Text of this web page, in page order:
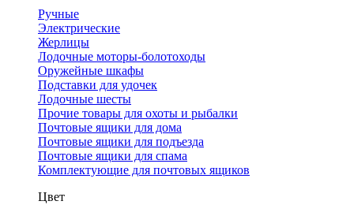
Ручные
Электрические
Жерлицы
Лодочные моторы-болотоходы
Оружейные шкафы
Подставки для удочек
Лодочные шесты
Прочие товары для охоты и рыбалки
Почтовые ящики для дома
Почтовые ящики для подъезда
Почтовые ящики для спама
Комплектующие для почтовых ящиков
Цвет